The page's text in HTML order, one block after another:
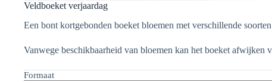
Veldboeket verjaardag
Een bont kortgebonden boeket bloemen met verschillende
Vanwege beschikbaarheid van bloemen kan het boeket afwijken
Formaat